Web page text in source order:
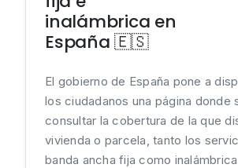
inalámbrica en
España 🇪🇸
El gobierno de España pone a
los ciudadanos una página donde
consultar la cobertura de la que
vivienda o parcela, tanto los
banda ancha fija como